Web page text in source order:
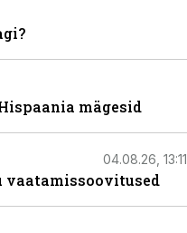
mägesid
04.08.26, 13:11